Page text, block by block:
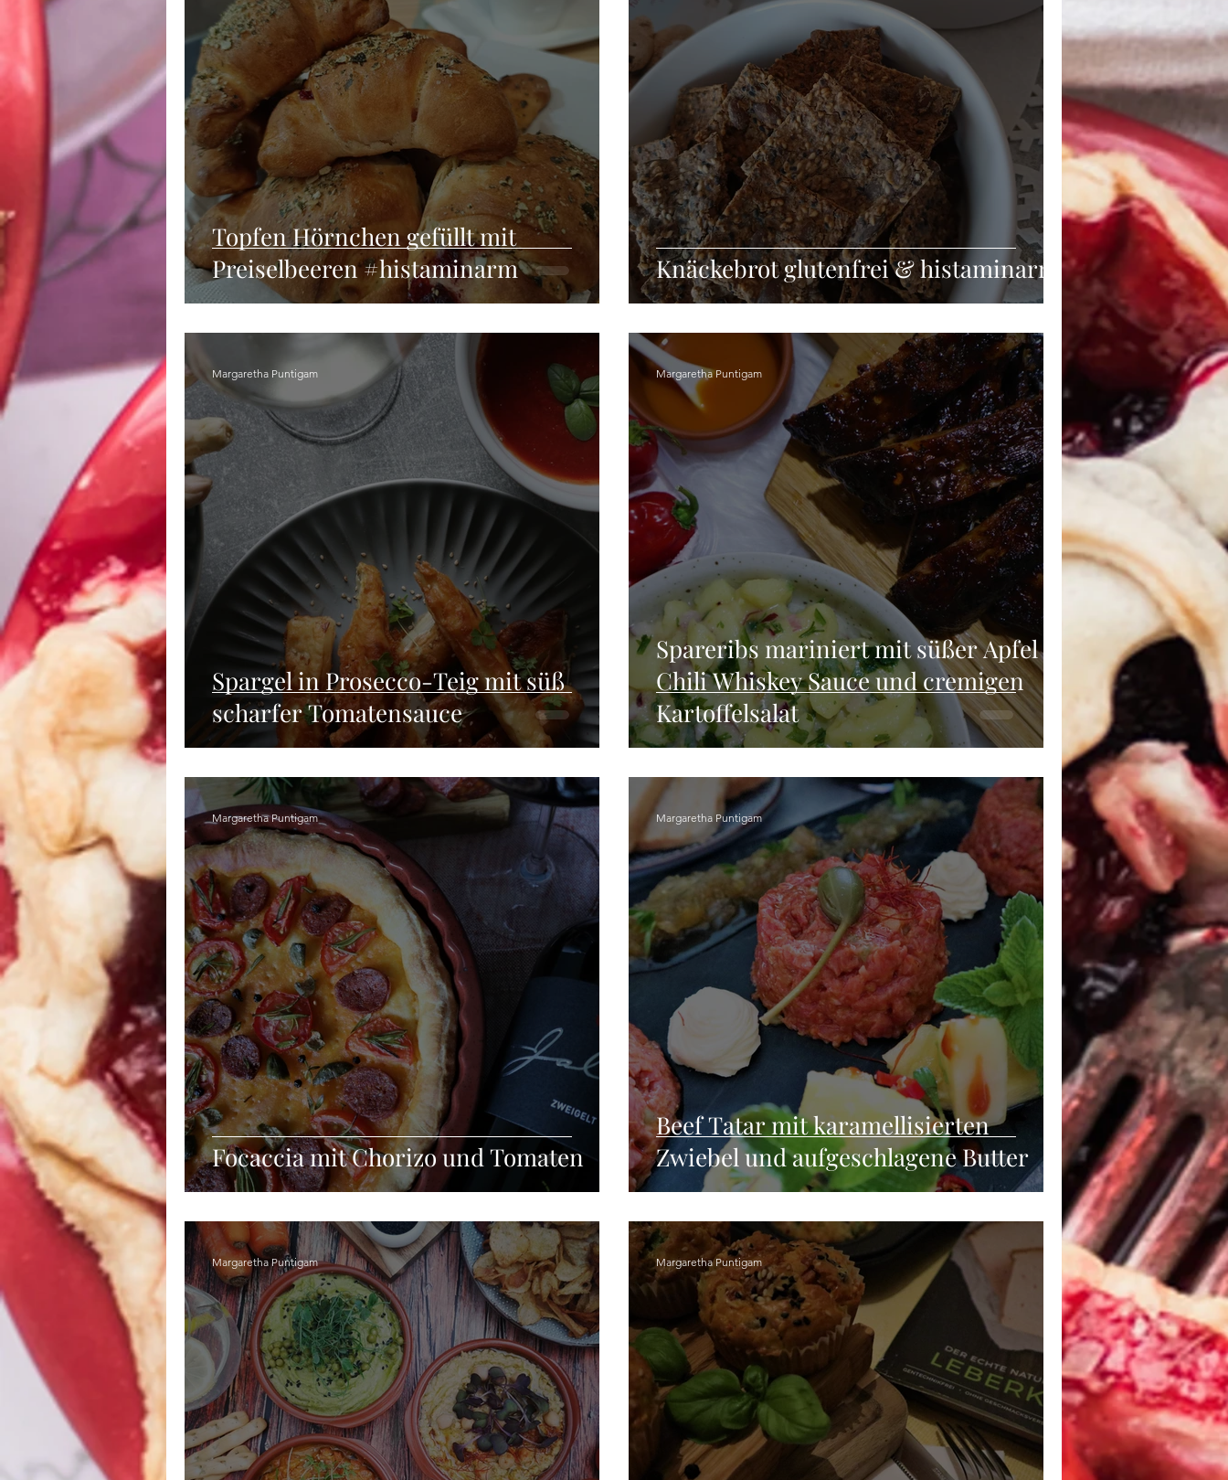
Topfen Hörnchen gefüllt mit
Preiselbeeren #histaminarm
Knäckebrot glutenfrei & histaminarm
Spargel in Prosecco-Teig mit süß
scharfer Tomatensauce
Margaretha Puntigam
Spareribs mariniert mit süßer Apfel
Chili Whiskey Sauce und cremigen
Kartoffelsalat
Margaretha Puntigam
Focaccia mit Chorizo und Tomaten
Margaretha Puntigam
Beef Tatar mit karamellisierten
Zwiebel und aufgeschlagene Butter
Margaretha Puntigam
Margaretha Puntigam Margaretha Puntigam